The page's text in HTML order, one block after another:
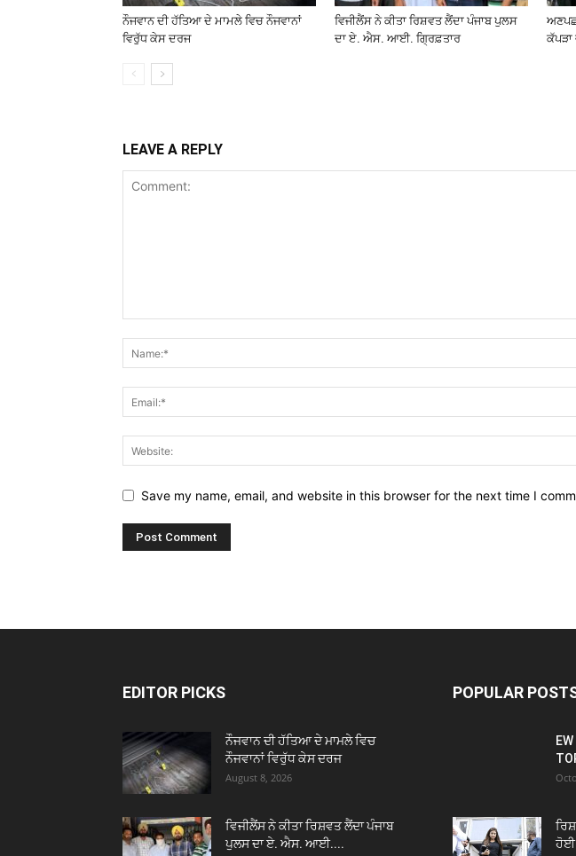
ਨੌਜਵਾਨ ਦੀ ਹੱਤਿਆ ਦੇ ਮਾਮਲੇ ਵਿਚ ਨੌਜਵਾਨਾਂ
ਵਿਰੁੱਧ ਕੇਸ ਦਰਜ
ਵਿਜੀਲੈਂਸ ਨੇ ਕੀਤਾ ਰਿਸ਼ਵਤ ਲੈਂਦਾ ਪੰਜਾਬ ਪੁਲਸ
ਦਾ ਏ. ਐਸ. ਆਈ. ਗ੍ਰਿਫ਼ਤਾਰ
ਕੱਪੜਾ
LEAVE A REPLY
Save my name, email, and website in this browser for the next time I
EDITOR PICKS
ਨੌਜਵਾਨ ਦੀ ਹੱਤਿਆ ਦੇ ਮਾਮਲੇ ਵਿਚ
ਨੌਜਵਾਨਾਂ ਵਿਰੁੱਧ ਕੇਸ ਦਰਜ
August 8, 2026
ਵਿਜੀਲੈਂਸ ਨੇ ਕੀਤਾ ਰਿਸ਼ਵਤ ਲੈਂਦਾ ਪੰਜਾਬ
ਪੁਲਸ ਦਾ ਏ. ਐਸ. ਆਈ....
POPULAR
ਹੋਈ